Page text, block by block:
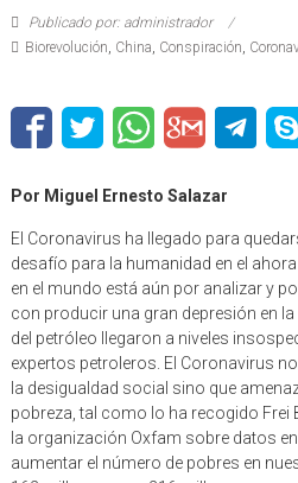
Biorevolución,China,Conspiración
desafío para la humanidad en el
en el mundo está aún por analizar y
con producir una gran depresión en
del petróleo llegaron a niveles
expertos petroleros. El Coronavirus
la desigualdad social sino que
pobreza, tal como lo ha recogido Frei
la organización Oxfam sobre datos en
aumentar el número de pobres en
162 millones para 216 millones, o